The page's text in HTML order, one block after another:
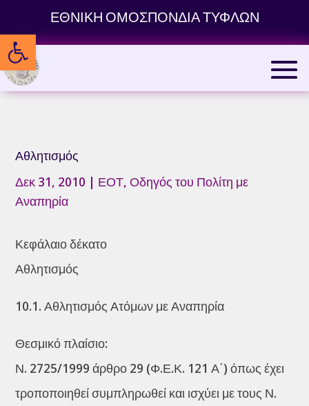
content
Ανοίξτε τη γραμμή εργαλείων
ΕΘΝΙΚΗ ΟΜΟΣΠΟΝΔΙΑ ΤΥΦΛΩΝ
Αθλητισμός
Δεκ 31, 2010 | ΕΟΤ,Οδηγός του Πολίτη με
Αναπηρία
Κεφάλαιο δέκατο
Αθλητισμός
10.1. Αθλητισμός Ατόμων με Αναπηρία
Θεσμικό πλαίσιο:
Ν. 2725/1999 άρθρο 29 (Φ.Ε.Κ. 121 Α΄) όπως έχει
τροποποιηθεί συμπληρωθεί και ισχύει με τους Ν.